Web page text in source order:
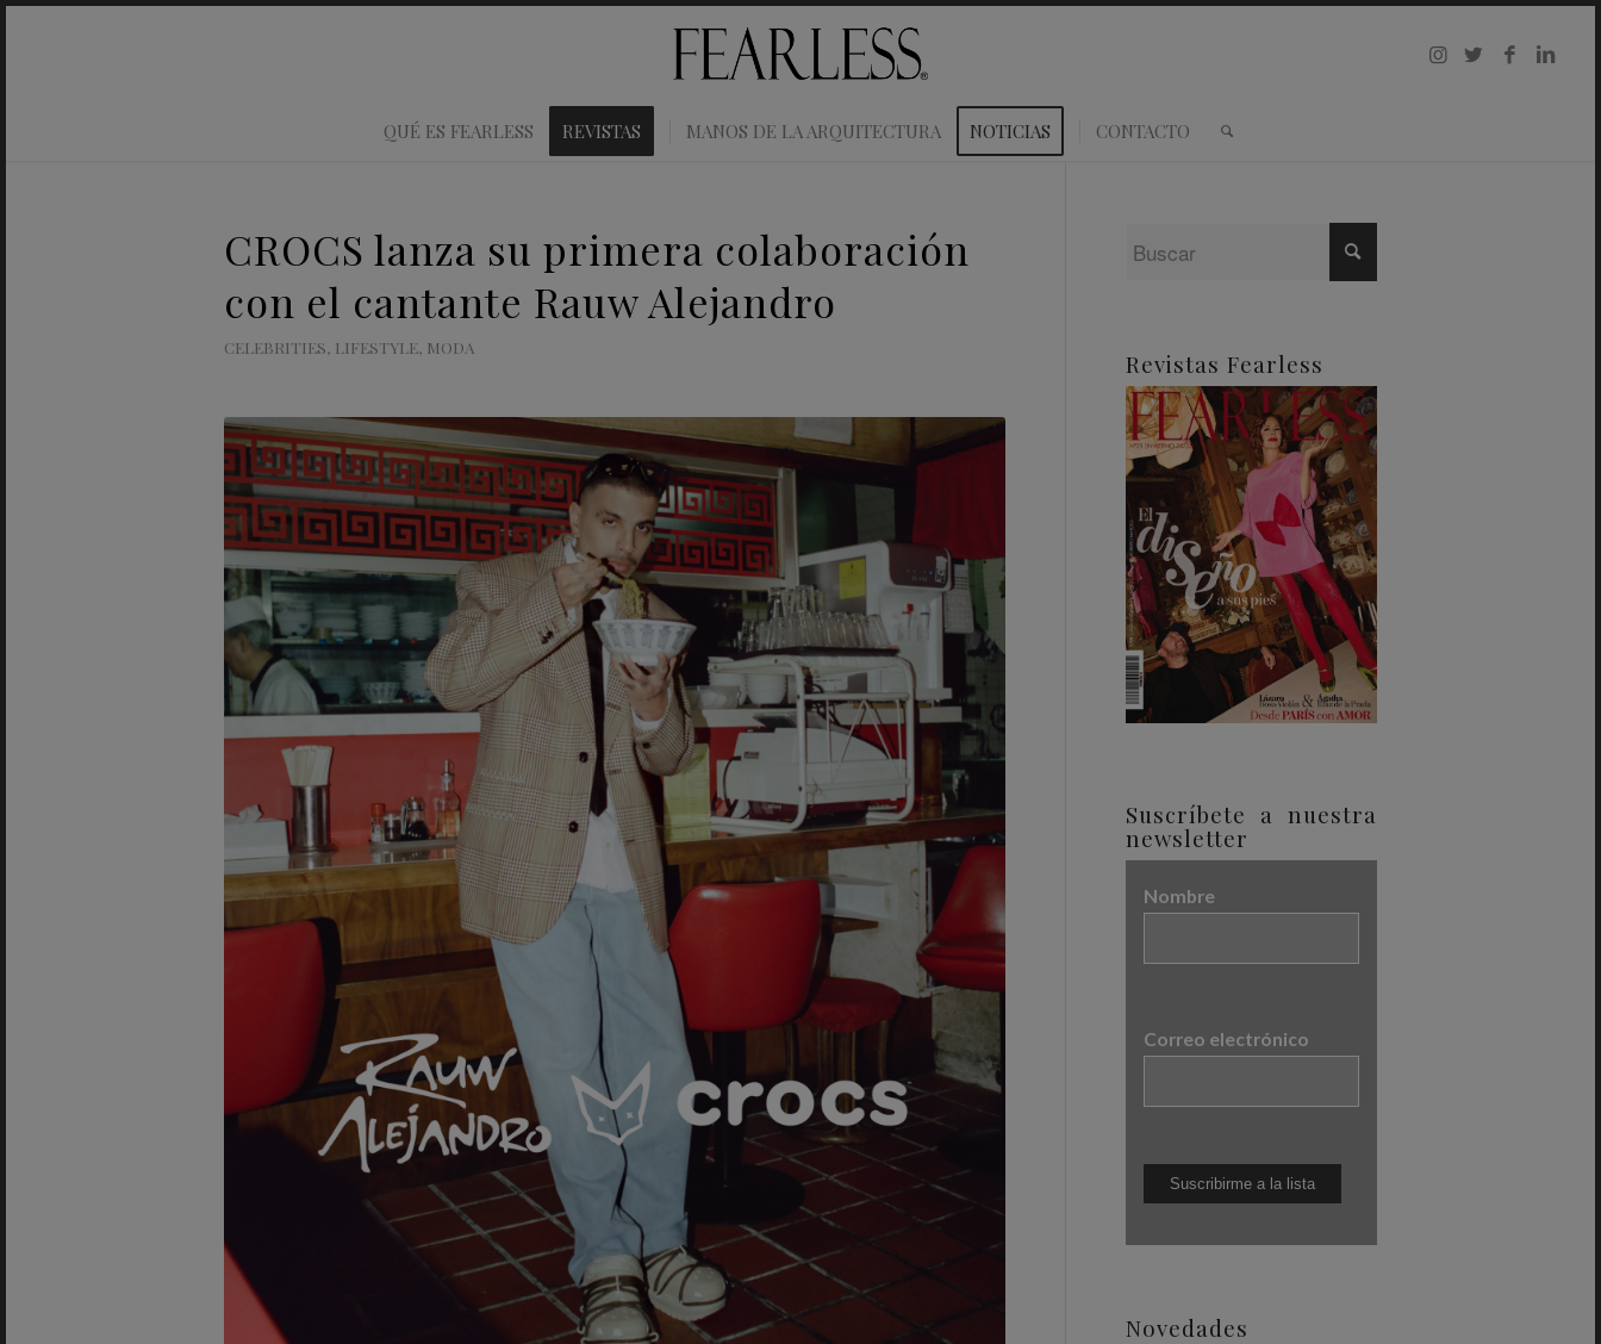
QUÉ ES FEARLESS REVISTAS MANOS DE LA ARQUITECTURA NOTICIAS CONTACTO
CROCS lanza su primera colaboración
con el cantante Rauw Alejandro
CELEBRITIES, LIFESTYLE, MODA
Revistas Fearless
Suscríbete a nuestra
newsletter
Nombre
Correo electrónico
Novedades